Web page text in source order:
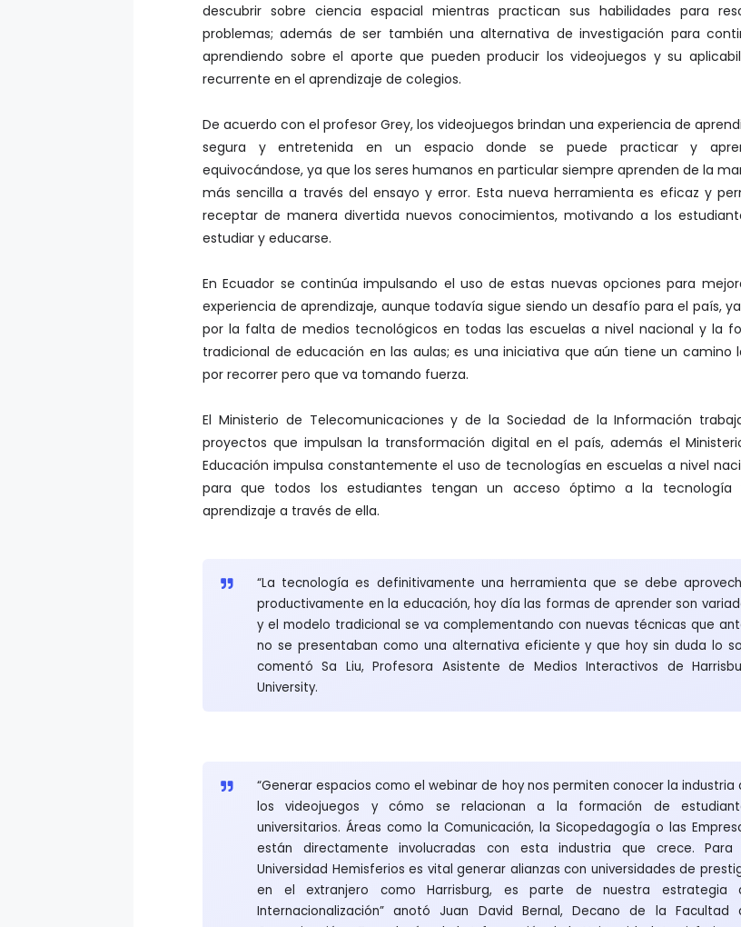
descubrir sobre ciencia espacial mientras practican sus habilidades para
problemas; además de ser también una alternativa de investigación para
aprendiendo sobre el aporte que pueden producir los videojuegos y su
recurrente en el aprendizaje de colegios.
De acuerdo con el profesor Grey, los videojuegos brindan una experiencia de
segura y entretenida en un espacio donde se puede practicar y
equivocándose, ya que los seres humanos en particular siempre aprenden de la
más sencilla a través del ensayo y error. Esta nueva herramienta es eficaz y
receptar de manera divertida nuevos conocimientos, motivando a los
estudiar y educarse.
En Ecuador se continúa impulsando el uso de estas nuevas opciones para
experiencia de aprendizaje, aunque todavía sigue siendo un desafío para el país,
por la falta de medios tecnológicos en todas las escuelas a nivel nacional y la
tradicional de educación en las aulas; es una iniciativa que aún tiene un camino
por recorrer pero que va tomando fuerza.
El Ministerio de Telecomunicaciones y de la Sociedad de la Información
proyectos que impulsan la transformación digital en el país, además el
Educación impulsa constantemente el uso de tecnologías en escuelas a nivel
para que todos los estudiantes tengan un acceso óptimo a la tecnología
aprendizaje a través de ella.
“La tecnología es definitivamente una herramienta que se debe
productivamente en la educación, hoy día las formas de aprender son
y el modelo tradicional se va complementando con nuevas técnicas que
no se presentaban como una alternativa eficiente y que hoy sin duda lo
comentó Sa Liu, Profesora Asistente de Medios Interactivos de
University.
“Generar espacios como el webinar de hoy nos permiten conocer la industria
los videojuegos y cómo se relacionan a la formación de
universitarios. Áreas como la Comunicación, la Sicopedagogía o las
están directamente involucradas con esta industria que crece. Para
Universidad Hemisferios es vital generar alianzas con universidades de
en el extranjero como Harrisburg, es parte de nuestra estrategia
Internacionalización” anotó Juan David Bernal, Decano de la Facultad